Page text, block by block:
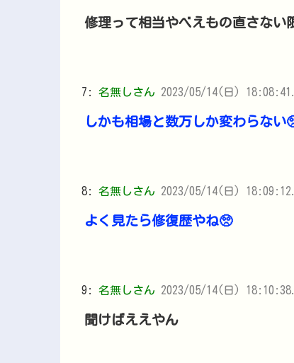
修理って相当やべえもの直さない
7: 名無しさん 2023/05/14(日)
しかも相場と数万しか変わらない
8: 名無しさん 2023/05/14(日)
よく見たら修復歴やね🥺
9: 名無しさん 2023/05/14(日)
聞けばええやん